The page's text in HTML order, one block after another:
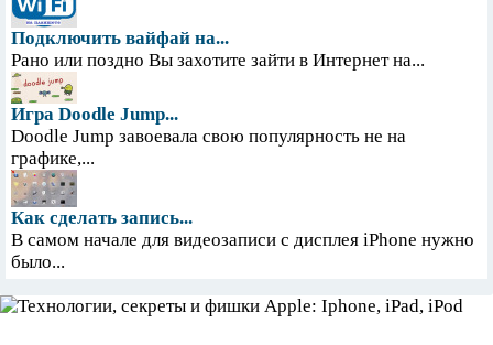
Подключить вайфай на...
Рано или поздно Вы захотите зайти в Интернет на...
Игра Doodle Jump...
Doodle Jump завоевала свою популярность не на
графике,...
Как сделать запись...
В самом начале для видеозаписи с дисплея iPhone нужно
было...